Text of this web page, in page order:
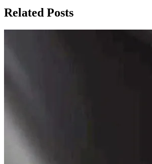
Related Posts